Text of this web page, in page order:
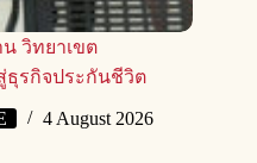
วิทยาเขต
รกิจประกันชีวิต
4 August 2026